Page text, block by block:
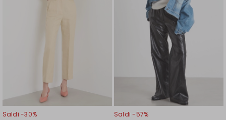
Saldi -30%
Saldi -57%